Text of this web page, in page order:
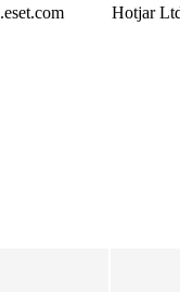
.eset.com Hotjar